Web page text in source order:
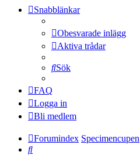
Snabblänkar
Obesvarade inlägg
Aktiva trådar
Sök
FAQ
Logga in
Bli medlem
Forumindex Specimencupen
Sök